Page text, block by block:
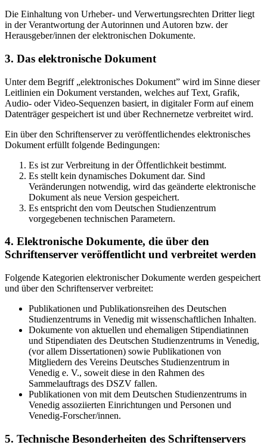
Die Einhaltung von Urheber- und Verwertungsrechten Dritter liegt
in der Verantwortung der Autorinnen und Autoren bzw. der
Herausgeber/innen der elektronischen Dokumente.
3. Das elektronische Dokument
Unter dem Begriff „elektronisches Dokument” wird im Sinne dieser
Leitlinien ein Dokument verstanden, welches auf Text, Grafik,
Audio- oder Video-Sequenzen basiert, in digitaler Form auf einem
Datenträger gespeichert ist und über Rechnernetze verbreitet wird.
Ein über den Schriftenserver zu veröffentlichendes elektronisches
Dokument erfüllt folgende Bedingungen:
Es ist zur Verbreitung in der Öffentlichkeit bestimmt.
Es stellt kein dynamisches Dokument dar. Sind
Veränderungen notwendig, wird das geänderte elektronische
Dokument als neue Version gespeichert.
Es entspricht den vom Deutschen Studienzentrum
vorgegebenen technischen Parametern.
4. Elektronische Dokumente, die über den
Schriftenserver veröffentlicht und verbreitet werden
Folgende Kategorien elektronischer Dokumente werden gespeichert
und über den Schriftenserver verbreitet:
Publikationen und Publikationsreihen des Deutschen
Studienzentrums in Venedig mit wissenschaftlichen Inhalten.
Dokumente von aktuellen und ehemaligen Stipendiatinnen
und Stipendiaten des Deutschen Studienzentrums in Venedig,
(vor allem Dissertationen) sowie Publikationen von
Mitgliedern des Vereins Deutsches Studienzentrum in
Venedig e. V., soweit diese in den Rahmen des
Sammelauftrags des DSZV fallen.
Publikationen von mit dem Deutschen Studienzentrums in
Venedig assoziierten Einrichtungen und Personen und
Venedig-Forscher/innen.
5. Technische Besonderheiten des Schriftenservers